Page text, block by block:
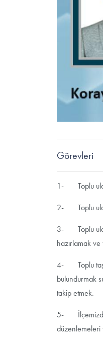
Görevleri
1- Toplu
2- Toplu
3- Toplu
hazırlamak
4- Toplu
bulundurmak
takip etmek.
5- İlçemizde
düzenlemeleri